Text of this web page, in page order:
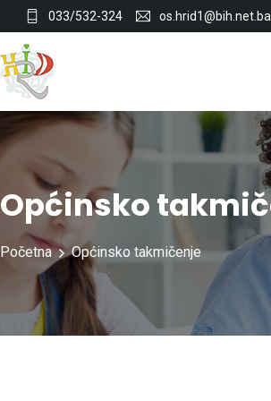
033/532-324 os.hrid1@bih.net.ba
Općinsko
Početna Općinsko takmičenje